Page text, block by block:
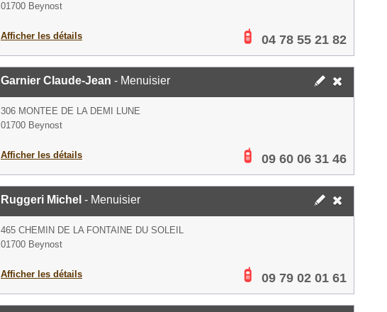
01700 Beynost
Afficher les détails 04 78 55 21 82
Garnier Claude-Jean - Menuisier
306 MONTEE DE LA DEMI LUNE
01700 Beynost
Afficher les détails 09 60 06 31 46
Ruggeri Michel - Menuisier
465 CHEMIN DE LA FONTAINE DU SOLEIL
01700 Beynost
Afficher les détails 09 79 02 01 61